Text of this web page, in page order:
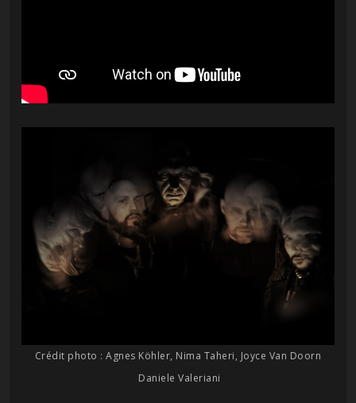
Crédit photo : Agnes Köhler, Nima Taheri, Joyce Van Doorn
Daniele Valeriani